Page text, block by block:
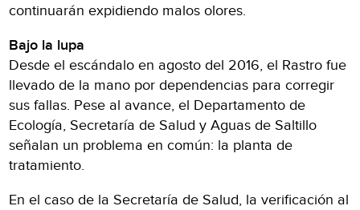
continuarán expidiendo malos olores.
Bajo la lupa
Desde el escándalo en agosto del 2016, el Rastro fue
llevado de la mano por dependencias para corregir
sus fallas. Pese al avance, el Departamento de
Ecología, Secretaría de Salud y Aguas de Saltillo
señalan un problema en común: la planta de
tratamiento.
En el caso de la Secretaría de Salud, la verificación al